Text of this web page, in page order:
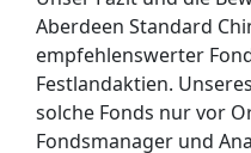
Aberdeen Standard
empfehlenswerter
Festlandaktien.
solche Fonds nur vor
Fondsmanager und